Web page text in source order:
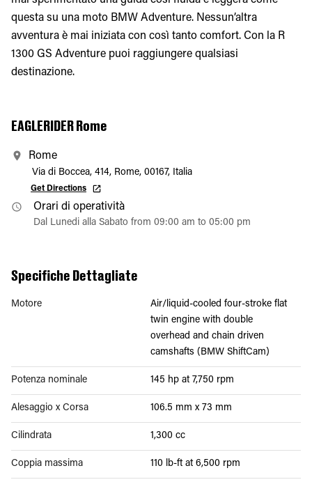
questa su una moto BMW Adventure. Nessun’altra
avventura è mai iniziata con così tanto comfort. Con la R
1300 GS Adventure puoi raggiungere qualsiasi
destinazione.
EAGLERIDER Rome
Rome
Via di Boccea, 414, Rome, 00167, Italia
Get Directions
Orari di operatività
Dal Lunedi alla Sabato from 09:00 am to 05:00 pm
Specifiche Dettagliate
Motore
Air/liquid-cooled four-stroke flat
twin engine with double
overhead and chain driven
camshafts (BMW ShiftCam)
Potenza nominale 145 hp at 7,750 rpm
Alesaggio x Corsa 106.5 mm x 73 mm
Cilindrata 1,300 cc
Coppia massima 110 lb-ft at 6,500 rpm